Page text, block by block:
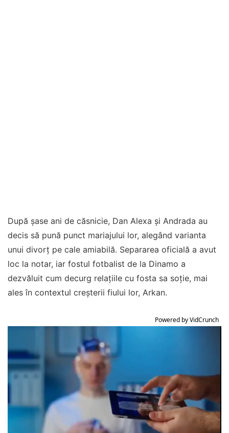
După șase ani de căsnicie, Dan Alexa și Andrada au
decis să pună punct mariajului lor, alegând varianta
unui divorț pe cale amiabilă. Separarea oficială a avut
loc la notar, iar fostul fotbalist de la Dinamo a
dezvăluit cum decurg relațiile cu fosta sa soție, mai
ales în contextul creșterii fiului lor, Arkan.
Despărțirea și motivul rupturii
Decizia de a merge pe drumuri separate a venit după
ce, potrivit presei mondene, Andrada l-ar fi înșelat pe
Alexa cu Alex Bodi. Deși vestea a luat prin surprindere
pe toată lumea, cei doi au reușit să gestioneze finalul
relației fără scandaluri publice.